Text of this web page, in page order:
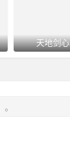
天地剑心